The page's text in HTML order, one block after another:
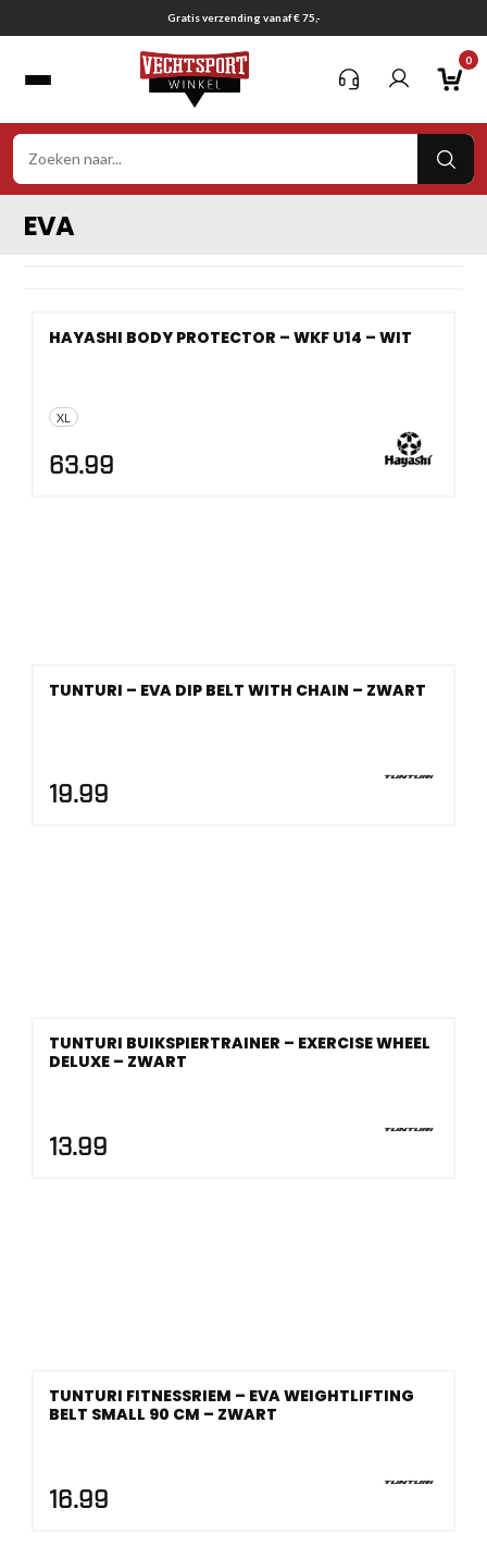
naar
Gratis verzending vanaf € 75,-
0
EVA
XL
HAYASHI BODY PROTECTOR – WKF U14 – WIT
63.99
TUNTURI – EVA DIP BELT WITH CHAIN – ZWART
19.99
TUNTURI BUIKSPIERTRAINER – EXERCISE WHEEL
DELUXE – ZWART
13.99
TUNTURI FITNESSRIEM – EVA WEIGHTLIFTING
BELT SMALL 90 CM – ZWART
16.99